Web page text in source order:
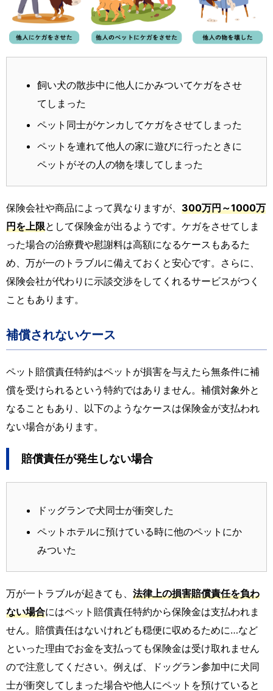
飼い犬の散歩中に他人にかみついてケガをさせ
てしまった
ペット同士がケンカしてケガをさせてしまった
ペットを連れて他人の家に遊びに行ったときに
ペットがその人の物を壊してしまった
保険会社や商品によって異なりますが、 300万円～1000万
円を上限として保険金が出るようです。ケガをさせてしま
った場合の治療費や慰謝料は高額になるケースもあるた
め、万が一のトラブルに備えておくと安心です。さらに、
保険会社が代わりに示談交渉をしてくれるサービスがつく
こともあります。
補償されないケース
ペット賠償責任特約はペットが損害を与えたら無条件に補
償を受けられるという特約ではありません。補償対象外と
なることもあり、以下のようなケースは保険金が支払われ
ない場合があります。
賠償責任が発生しない場合
ドッグランで犬同士が衝突した
ペットホテルに預けている時に他のペットにか
みついた
万が一トラブルが起きても、 法律上の損害賠償責任を負わ
ない場合にはペット賠償責任特約から保険金は支払われま
せん。賠償責任はないけれども穏便に収めるために…など
といった理由でお金を支払っても保険金は受け取れません
ので注意してください。例えば、ドッグラン参加中に犬同
士が衝突してしまった場合や他人にペットを預けていると